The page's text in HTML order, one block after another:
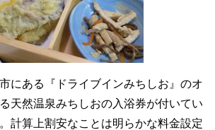
にある『ドライブインみちしお』のオ
天然温泉みちしおの入浴券が付いてい
計算上割安なことは明らかな料金設定